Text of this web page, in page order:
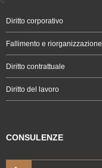
Diritto corporativo
Fallimento e riorganizzazione
Diritto contrattuale
Diritto del lavoro
CONSULENZE